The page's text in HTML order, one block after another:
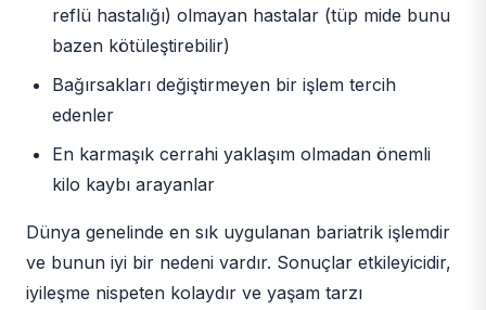
reflü hastalığı) olmayan hastalar (tüp mide bunu
bazen kötüleştirebilir)
Bağırsakları değiştirmeyen bir işlem tercih
edenler
En karmaşık cerrahi yaklaşım olmadan önemli
kilo kaybı arayanlar
Dünya genelinde en sık uygulanan bariatrik işlemdir
ve bunun iyi bir nedeni vardır. Sonuçlar etkileyicidir,
iyileşme nispeten kolaydır ve yaşam tarzı